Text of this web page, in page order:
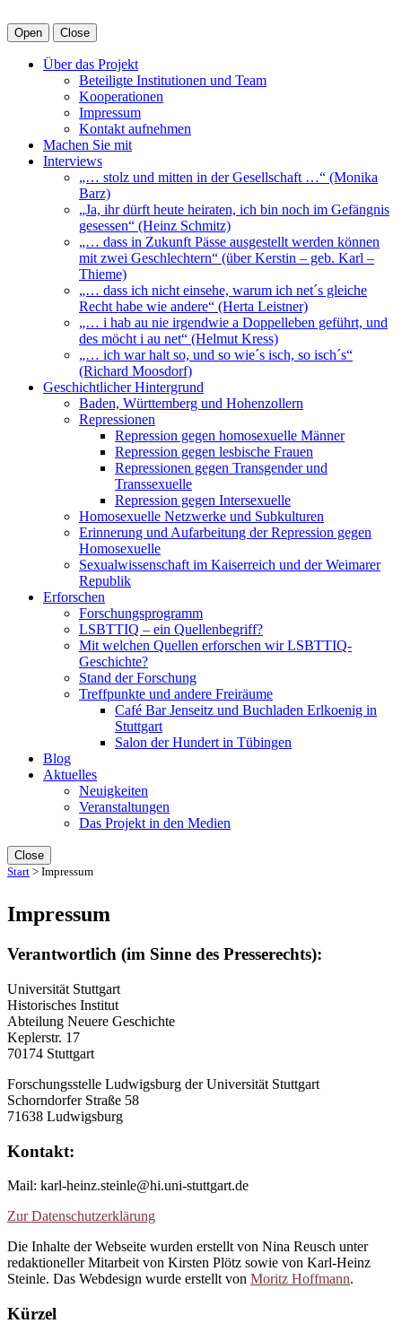
Open Close
Über das Projekt
Beteiligte Institutionen und Team
Kooperationen
Impressum
Kontakt aufnehmen
Machen Sie mit
Interviews
„… stolz und mitten in der Gesellschaft …“ (Monika
Barz)
„Ja, ihr dürft heute heiraten, ich bin noch im Gefängnis
gesessen“ (Heinz Schmitz)
„… dass in Zukunft Pässe ausgestellt werden können
mit zwei Geschlechtern“ (über Kerstin – geb. Karl –
Thieme)
„… dass ich nicht einsehe, warum ich net´s gleiche
Recht habe wie andere“ (Herta Leistner)
„… i hab au nie irgendwie a Doppelleben geführt, und
des möcht i au net“ (Helmut Kress)
„… ich war halt so, und so wie´s isch, so isch´s“
(Richard Moosdorf)
Geschichtlicher Hintergrund
Baden, Württemberg und Hohenzollern
Repressionen
Repression gegen homosexuelle Männer
Repression gegen lesbische Frauen
Repressionen gegen Transgender und
Transsexuelle
Repression gegen Intersexuelle
Homosexuelle Netzwerke und Subkulturen
Erinnerung und Aufarbeitung der Repression gegen
Homosexuelle
Sexualwissenschaft im Kaiserreich und der Weimarer
Republik
Erforschen
Forschungsprogramm
LSBTTIQ – ein Quellenbegriff?
Mit welchen Quellen erforschen wir LSBTTIQ-
Geschichte?
Stand der Forschung
Treffpunkte und andere Freiräume
Café Bar Jenseitz und Buchladen Erlkoenig in
Stuttgart
Salon der Hundert in Tübingen
Blog
Aktuelles
Neuigkeiten
Veranstaltungen
Das Projekt in den Medien
Close
Start > Impressum
Impressum
Verantwortlich (im Sinne des Presserechts):
Universität Stuttgart
Historisches Institut
Abteilung Neuere Geschichte
Keplerstr. 17
70174 Stuttgart
Forschungsstelle Ludwigsburg der Universität Stuttgart
Schorndorfer Straße 58
71638 Ludwigsburg
Kontakt:
Mail: karl-heinz.steinle@hi.uni-stuttgart.de
Zur Datenschutzerklärung
Die Inhalte der Webseite wurden erstellt von Nina Reusch unter
redaktioneller Mitarbeit von Kirsten Plötz sowie von Karl-Heinz
Steinle. Das Webdesign wurde erstellt von Moritz Hoffmann.
Kürzel